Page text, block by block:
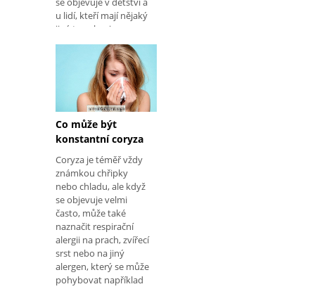
u lidí, kteří mají nějaký
jiný typ alergie,
například rhinitis,
například; Dráždivá
dermatitida: Dráždivá
dermatitida může
nastat u jakékoli
osoby, když přichází
do styku s jakoukoliv
látkou, která narušuje
celistvost pokožky. U
dospělých je
nejčastější podráždění
způs
Co může být
konstantní coryza
Coryza je téměř vždy
známkou chřipky
nebo chladu, ale když
se objevuje velmi
často, může také
naznačit respirační
alergii na prach, zvířecí
srst nebo na jiný
alergen, který se může
pohybovat například